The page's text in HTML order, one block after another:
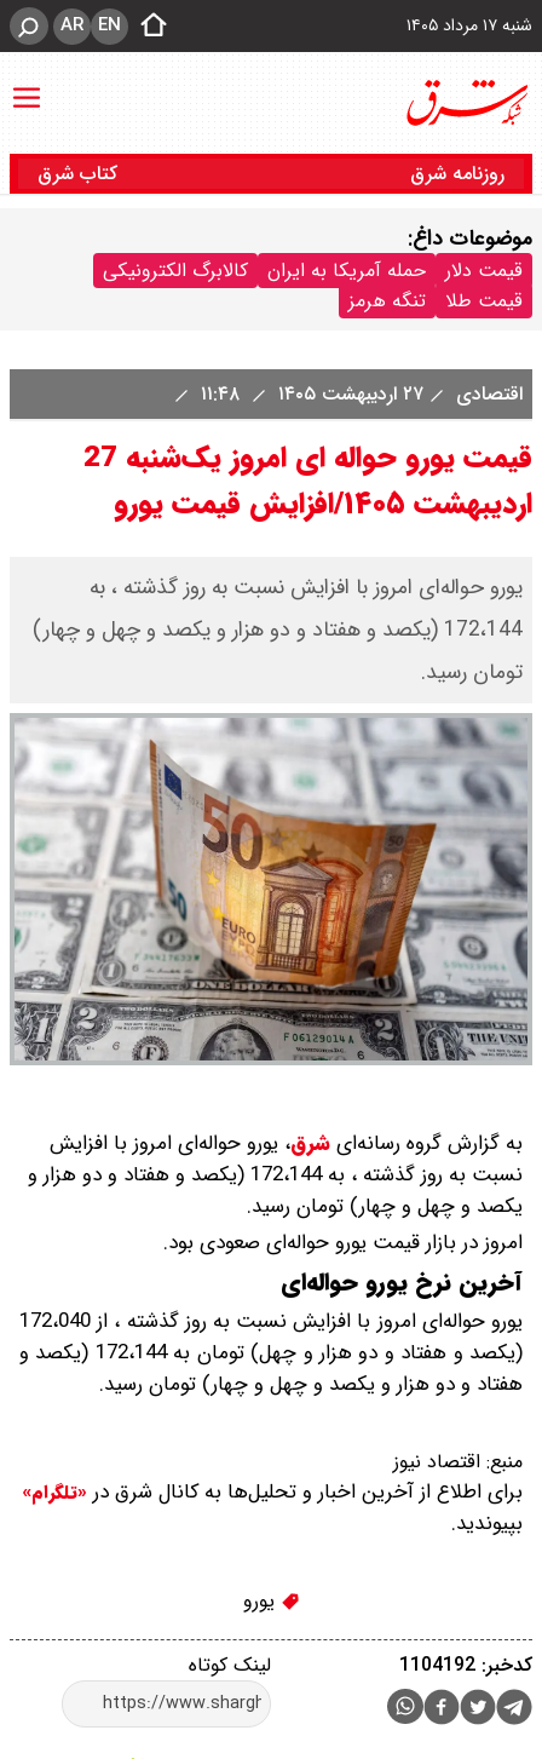
شنبه ۱۷ مرداد ۱۴۰۵ EN
AR
روزنامه شرق کتاب شرق
موضوعات داغ:
قیمت دلار حمله آمریکا به ایران
کالابرگ الکترونیکی
قیمت طلا
تنگه هرمز
اقتصادی ۲۷ اردیبهشت ۱۴۰۵
قیمت یورو حواله ای امروز یک‌شنبه 27
اردیبهشت ۱۴۰۵/افزایش قیمت یورو
یورو حواله‌ای امروز با افزایش نسبت به روز گذشته ، به
172،144 (یکصد و هفتاد و دو هزار و یکصد و چهل و چهار)
تومان رسید.
به گزارش گروه رسانه‌ایشرق، یورو حواله‌ای امروز با افزایش
نسبت به روز گذشته ، به 172،144 (یکصد و هفتاد و دو هزار و
یکصد و چهل و چهار) تومان رسید.
امروز در بازار قیمت یورو حواله‌ای صعودی بود.
آخرین نرخ یورو حواله‌ای
یورو حواله‌ای امروز با افزایش نسبت به روز گذشته ، از 172،040
(یکصد و هفتاد و دو هزار و چهل) تومان به 172،144 (یکصد و
هفتاد و دو هزار و یکصد و چهل و چهار) تومان رسید.
منبع: اقتصاد نیوز
برای اطلاع از آخرین اخبار و تحلیل‌ها به کانال شرق در «تلگرام»
بپیوندید.
یورو
لینک کوتاه کدخبر: 1104192